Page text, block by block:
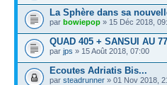
La Sphère dans sa
par bowiepop » 15 Déc 2018,
QUAD 405 + SANSUI AU
par jps » 15 Août 2018, 07:00
Ecoutes Adriatis Bis...
par steadrunner » 01 Nov 2018,